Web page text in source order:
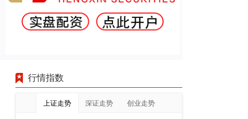
行情指数
上证走势 深证走势 创业走势